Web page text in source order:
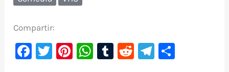
Compartir:
F
T
Pi W T
R
Te